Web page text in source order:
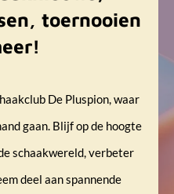
toernooien
De Pluspion, waar
gaan. Blijf op de hoogte
schaakwereld, verbeter
deel aan spannende